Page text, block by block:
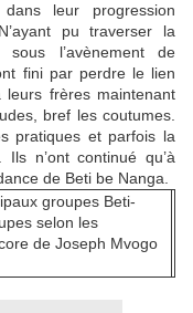
leur progression
pu traverser la
l’avènement de
fini par perdre le lien
frères maintenant
bref les coutumes.
pratiques et parfois la
n’ont continué qu’à
de Beti be Nanga.
groupes Beti-
selon les
de Joseph Mvogo